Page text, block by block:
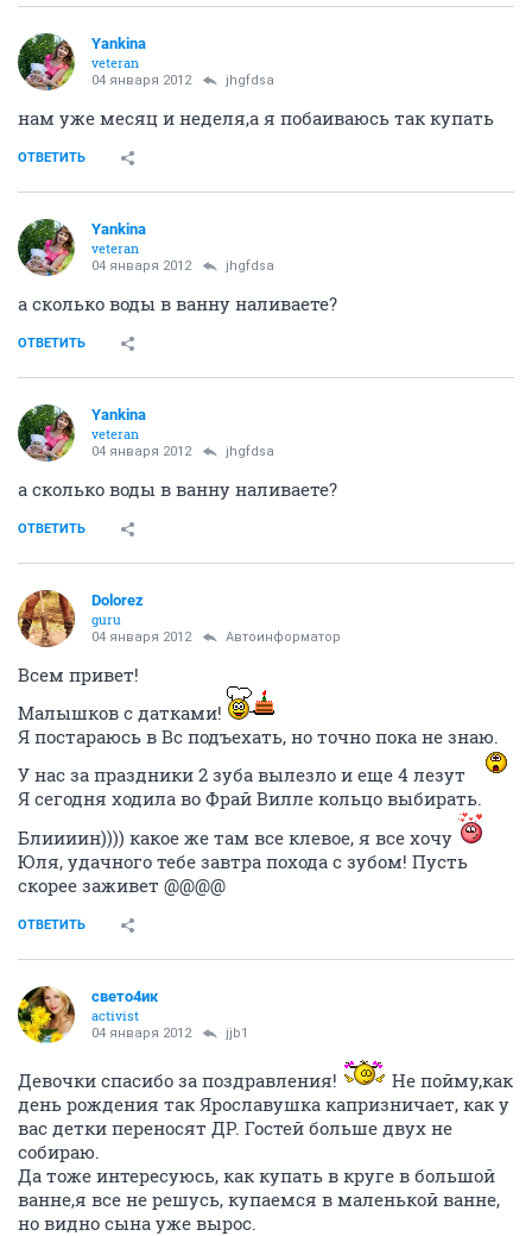
Yankina
veteran
04 января 2012 jhgfdsa
нам уже месяц и неделя,а я побаиваюсь так купать
ОТВЕТИТЬ
Yankina
veteran
04 января 2012 jhgfdsa
а сколько воды в ванну наливаете?
ОТВЕТИТЬ
Yankina
veteran
04 января 2012 jhgfdsa
а сколько воды в ванну наливаете?
ОТВЕТИТЬ
Dolorez
guru
04 января 2012 Автоинформатор
Всем привет!
Малышков с датками!
Я постараюсь в Вс подъехать, но точно пока не знаю.
У нас за праздники 2 зуба вылезло и еще 4 лезут
Я сегодня ходила во Фрай Вилле кольцо выбирать.
Блиииин)))) какое же там все клевое, я все хочу
Юля, удачного тебе завтра похода с зубом! Пусть
скорее заживет @@@@
ОТВЕТИТЬ
свето4ик
activist
04 января 2012 jjb1
Девочки спасибо за поздравления!
Не пойму,как
день рождения так Ярославушка капризничает, как у
вас детки переносят ДР. Гостей больше двух не
собираю.
Да тоже интересуюсь, как купать в круге в большой
ванне,я все не решусь, купаемся в маленькой ванне,
но видно сына уже вырос.